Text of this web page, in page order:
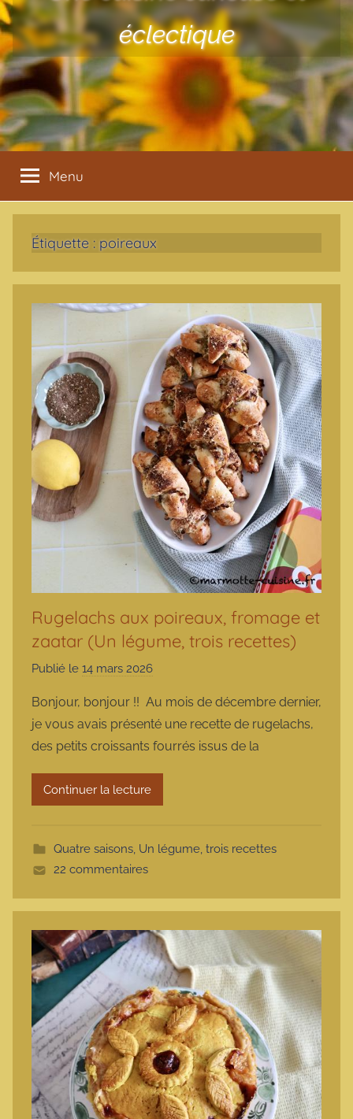
éclectique
Menu
Étiquette : poireaux
Rugelachs aux poireaux, fromage et
zaatar (Un légume, trois recettes)
Publié le 14 mars 2026
r
m
a
r
t
Bonjour, bonjour !! Au mois de décembre dernier,
je vous avais présenté une recette de rugelachs,
des petits croissants fourrés issus de la
Continuer la lecture
Quatre saisons, Un légume, trois recettes
22 commentaires